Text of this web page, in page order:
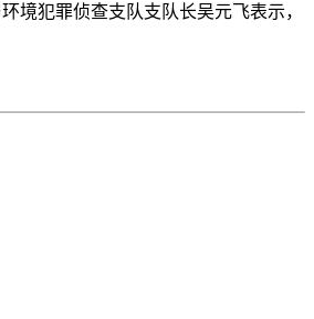
境犯罪侦查支队支队长吴元飞表示，